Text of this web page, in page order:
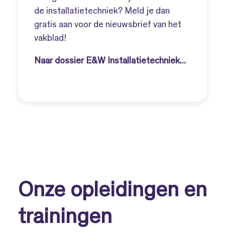
de installatietechniek? Meld je dan
gratis aan voor de nieuwsbrief van het
vakblad!
Naar dossier E&W Installatietechniek...
Onze opleidingen en
trainingen